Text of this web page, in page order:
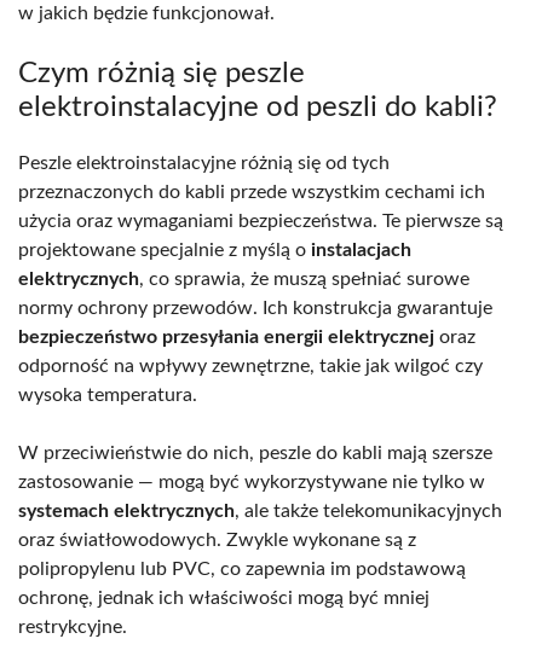
w jakich będzie funkcjonował.
Czym różnią się peszle
elektroinstalacyjne od peszli do kabli?
Peszle elektroinstalacyjne różnią się od tych
przeznaczonych do kabli przede wszystkim cechami ich
użycia oraz wymaganiami bezpieczeństwa. Te pierwsze są
projektowane specjalnie z myślą o instalacjach
elektrycznych, co sprawia, że muszą spełniać surowe
normy ochrony przewodów. Ich konstrukcja gwarantuje
bezpieczeństwo przesyłania energii elektrycznej oraz
odporność na wpływy zewnętrzne, takie jak wilgoć czy
wysoka temperatura.
W przeciwieństwie do nich, peszle do kabli mają szersze
zastosowanie — mogą być wykorzystywane nie tylko w
systemach elektrycznych, ale także telekomunikacyjnych
oraz światłowodowych. Zwykle wykonane są z
polipropylenu lub PVC, co zapewnia im podstawową
ochronę, jednak ich właściwości mogą być mniej
restrykcyjne.